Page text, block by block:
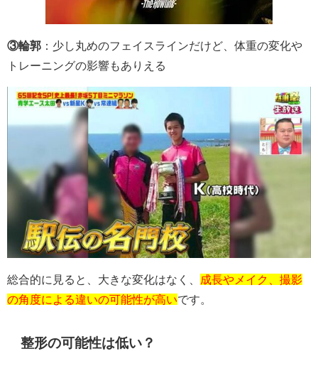
③輪郭 ：少し丸めのフェイスラインだけど、体重の変化や
トレーニングの影響もありえる
総合的に見ると、大きな変化はなく、
成長やメイク、撮影
の角度による違いの可能性が高いです。
整形の可能性は低い？